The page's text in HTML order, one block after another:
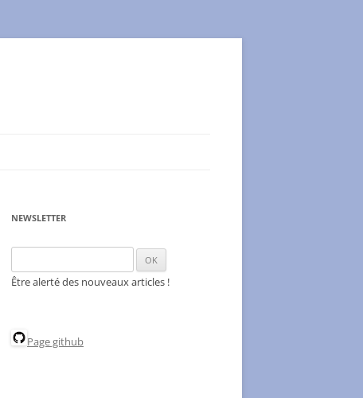
NEWSLETTER
Être alerté des nouveaux articles !
Page github